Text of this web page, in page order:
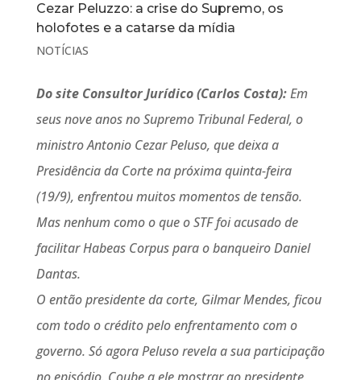
Cezar Peluzzo: a crise do Supremo, os
holofotes e a catarse da mídia
NOTÍCIAS
Do site Consultor Jurídico (Carlos Costa):Em
seus nove anos no Supremo Tribunal Federal, o
ministro Antonio Cezar Peluso, que deixa a
Presidência da Corte na próxima quinta-feira
(19/9), enfrentou muitos momentos de tensão.
Mas nenhum como o que o STF foi acusado de
facilitar Habeas Corpus para o banqueiro Daniel
Dantas.
O então presidente da corte, Gilmar Mendes, ficou
com todo o crédito pelo enfrentamento com o
governo. Só agora Peluso revela a sua participação